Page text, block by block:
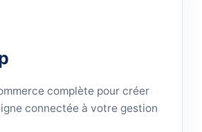
complète pour créer
connectée à votre gestion